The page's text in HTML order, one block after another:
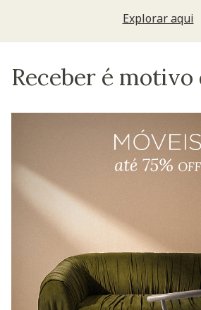
Explorar aqui
Receber é motivo